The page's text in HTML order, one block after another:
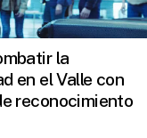
la
en el Valle con
reconocimiento